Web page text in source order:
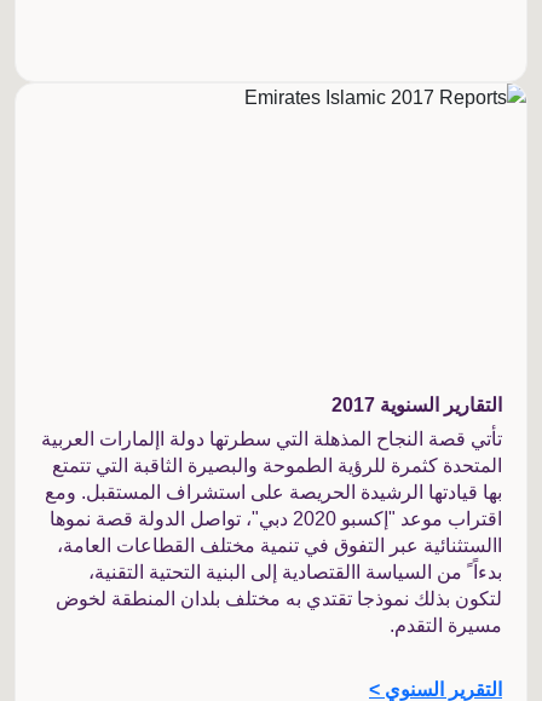
التقارير السنوية 2017
تأتي قصة النجاح المذهلة التي سطرتها دولة اإلمارات العربية
المتحدة كثمرة للرؤية الطموحة والبصيرة الثاقبة التي تتمتع
بها قيادتها الرشيدة الحريصة على استشراف المستقبل. ومع
اقتراب موعد "إكسبو 2020 دبي"، تواصل الدولة قصة نموها
االستثنائية عبر التفوق في تنمية مختلف القطاعات العامة،
بدءاً ً من السياسة االقتصادية إلى البنية التحتية التقنية،
لتكون بذلك نموذجا تقتدي به مختلف بلدان المنطقة لخوض
مسيرة التقدم.
التقرير السنوي >